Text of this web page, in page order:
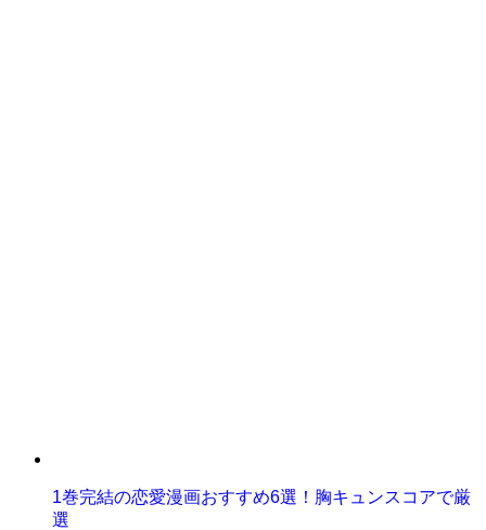
1巻完結の恋愛漫画おすすめ6選！胸キュンスコアで厳
選